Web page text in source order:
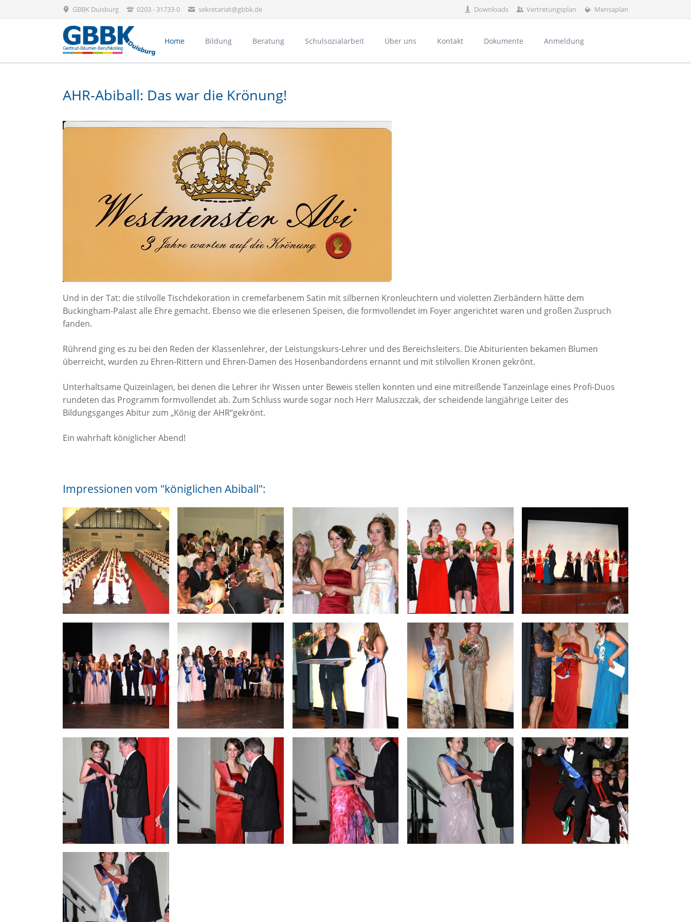
GBBK Duisburg 0203 - 31733-0 sekretariat@gbbk.de Downloads Vertretungsplan Mensaplan
Home Bildung
Aktivitäten
Bekleidungstechnische Assistenten
Friseure (Duale Ausbildung)
Aktivitäten
Zweijährige Berufsfachschule Fachrichtung:
Gesundheit und Soziales und FHR
Soziales
Sozialpflege
Aktivitäten
Staatlich geprüfte*r Sozialassistent*in
Staatlich geprüfte*r Sozialassistent*in,
Schwerpunkt Heilerziehung
Sozialpädagogik
Staatlich geprüfte/r
Kinderpflegerin/Kinderpfleger
Erzieher/in (Fachschule praxisintegrierte
Ausbildung)
Berufl. Gymnasien und Fachoberschule
Fachoberschule (FOS) Gesundheit und Soziales
Berufliches Gymnasium (Allgemeine
Hochschulreife / Gesundheit)
Berufliches Gymnasium (Allgemeine
Hochschulreife / Erziehungswissenschaften)
Beratung Schulsozialarbeit Über uns
Europass
Sprachfeststellungsprüfungen
Kontakt Dokumente Anmeldung
AHR-Abiball: Das war die Krönung!
Und in der Tat: die stilvolle Tischdekoration in cremefarbenem Satin mit silbernen Kronleuchtern und violetten Zierbändern hätte dem
Buckingham-Palast alle Ehre gemacht. Ebenso wie die erlesenen Speisen, die formvollendet im Foyer angerichtet waren und großen Zuspruch
fanden.
Rührend ging es zu bei den Reden der Klassenlehrer, der Leistungskurs-Lehrer und des Bereichsleiters. Die Abiturienten bekamen Blumen
überreicht, wurden zu Ehren-Rittern und Ehren-Damen des Hosenbandordens ernannt und mit stilvollen Kronen gekrönt.
Unterhaltsame Quizeinlagen, bei denen die Lehrer ihr Wissen unter Beweis stellen konnten und eine mitreißende Tanzeinlage eines Profi-Duos
rundeten das Programm formvollendet ab. Zum Schluss wurde sogar noch Herr Maluszczak, der scheidende langjährige Leiter des
Bildungsganges Abitur zum „König der AHR“gekrönt.
Ein wahrhaft königlicher Abend!
Impressionen vom "königlichen Abiball":